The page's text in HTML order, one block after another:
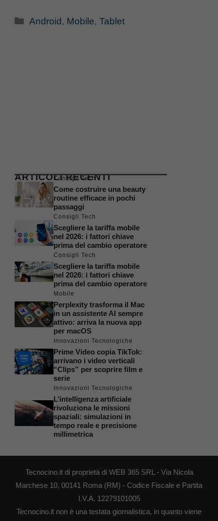
Categorie
Android , Mobile,Tablet
ARTICOLI RECENTI
Consigli Tech
Come costruire una beauty
routine efficace in pochi
passaggi
Consigli Tech
Scegliere la tariffa mobile
nel 2026: i fattori chiave
prima del cambio operatore
Consigli Tech
Scegliere la tariffa mobile
nel 2026: i fattori chiave
prima del cambio operatore
Mobile
Perplexity trasforma il Mac
in un assistente AI sempre
attivo: arriva la nuova app
per macOS
Innovazioni Tecnologiche
Prime Video copia TikTok:
arrivano i video verticali
“Clips” per scoprire film e
serie
Innovazioni Tecnologiche
L’intelligenza artificiale
rivoluziona le missioni
spaziali: simulazioni in
tempo reale e precisione
millimetrica
Tecnocino.it di proprietà di WEB 365 SRL - Via Nicola
Marchese 10, 00141 Roma (RM) - Codice Fiscale e Partita
I.V.A. 12279101005
Tecnocino.it non è una testata giornalistica, in quanto viene